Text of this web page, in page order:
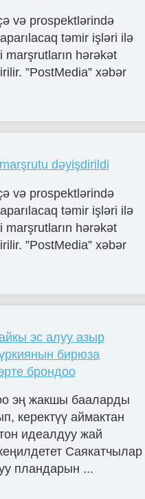
və prospektlərində
təmir işləri ilə
marşrutların hərəkət
”PostMedia” xəbər
dəyişdirildi
və prospektlərində
təmir işləri ilə
marşrutların hərəkət
”PostMedia” xəbər
эс алуу азыр
бирюза
брондоо
эң жакшы бааларды
керектүү аймактан
идеалдуу жай
Саякатчылар
пландарын ...